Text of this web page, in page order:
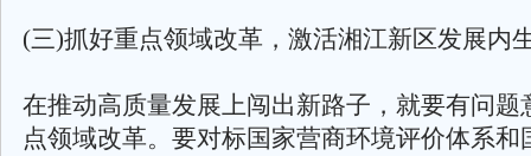
(三)抓好重点领域改革，激活湘江新区发展内
在推动高质量发展上闯出新路子，就要有问题
点领域改革。要对标国家营商环境评价体系和